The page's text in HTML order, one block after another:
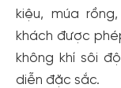
kiệu, múa
khách được
không khí sôi
diễn đặc sắc.